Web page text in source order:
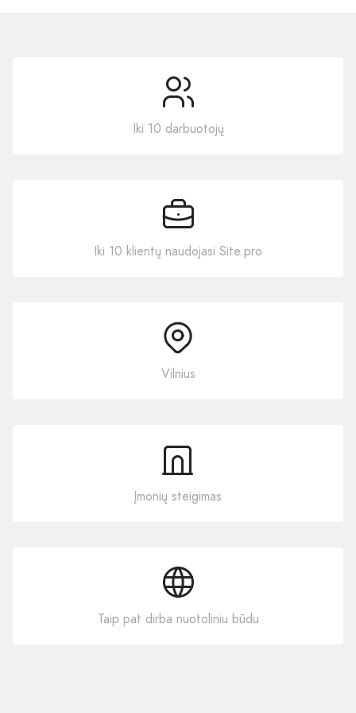
Iki 10 darbuotojų
Iki 10 klientų naudojasi Site.pro
Vilnius
Įmonių steigimas
Taip pat dirba nuotoliniu būdu